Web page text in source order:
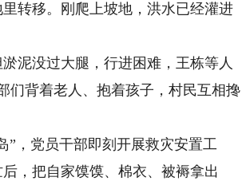
转移。刚爬上坡地，洪水已经灌进
泥没过大腿，行进困难，王栋等人
们背着老人、抱着孩子，村民互相搀
，党员干部即刻开展救灾安置工
，把自家馍馍、棉衣、被褥拿出